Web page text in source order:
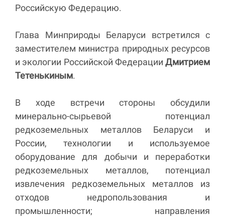
Российскую Федерацию.
Глава Минприроды Беларуси встретился с
заместителем министра природных ресурсов
и экологии Российской Федерации Дмитрием
Тетенькиным.
В ходе встречи стороны обсудили
минерально-сырьевой потенциал
редкоземельных металлов Беларуси и
России, технологии и используемое
оборудование для добычи и переработки
редкоземельных металлов, потенциал
извлечения редкоземельных металлов из
отходов недропользования и
промышленности; направления